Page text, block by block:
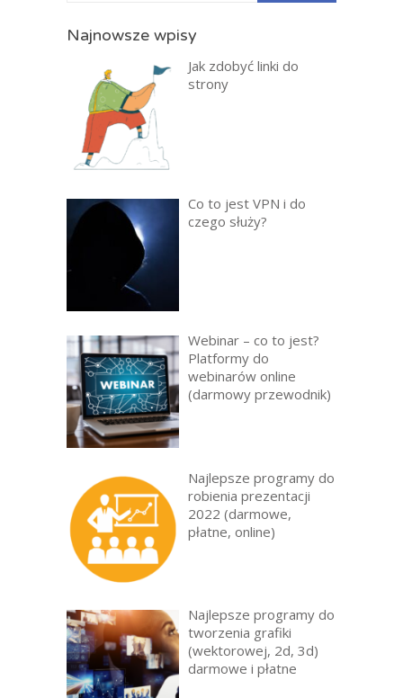
Najnowsze wpisy
Jak zdobyć linki do
strony
Co to jest VPN i do
czego służy?
Webinar – co to jest?
Platformy do
webinarów online
(darmowy przewodnik)
Najlepsze programy do
robienia prezentacji
2022 (darmowe,
płatne, online)
Najlepsze programy do
tworzenia grafiki
(wektorowej, 2d, 3d)
darmowe i płatne